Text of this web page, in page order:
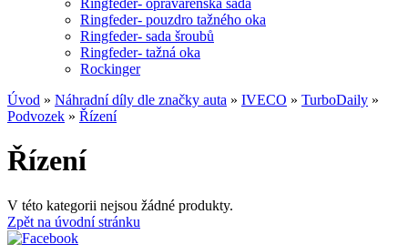
Ringfeder- opravárenská sada
Ringfeder- pouzdro tažného oka
Ringfeder- sada šroubů
Ringfeder- tažná oka
Rockinger
Úvod » Náhradní díly dle značky auta » IVECO » TurboDaily »
Podvozek » Řízení
Řízení
V této kategorii nejsou žádné produkty.
Zpět na úvodní stránku